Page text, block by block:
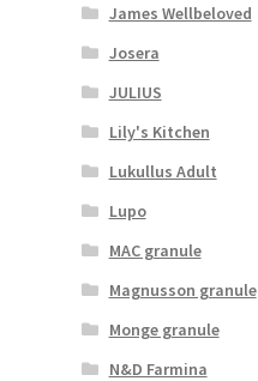
James Wellbeloved
Josera
JULIUS
Lily's Kitchen
Lukullus Adult
Lupo
MAC granule
Magnusson granule
Monge granule
N&D Farmina